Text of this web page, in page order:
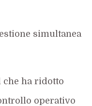
simultanea
che ha ridotto
operativo